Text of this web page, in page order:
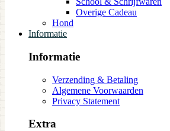
Overige Cadeau
Hond
Informatie
Informatie
Verzending & Betaling
Algemene Voorwaarden
Privacy Statement
Extra